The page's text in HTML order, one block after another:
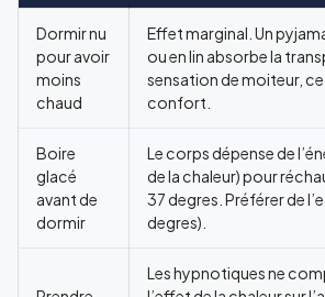
Dormir nu
pour avoir
moins
chaud
Effet marginal. Un
ou en lin absorbe la
sensation de moiteur,
confort.
Boire
glacé
avant de
dormir
Le corps dépense de
de la chaleur) pour
37 degres. Préférer de
degres).
Les hypnotiques ne